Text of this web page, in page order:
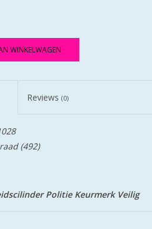
WINKELWAGEN
Reviews (0)
(492)
Politie Keurmerk Veilig